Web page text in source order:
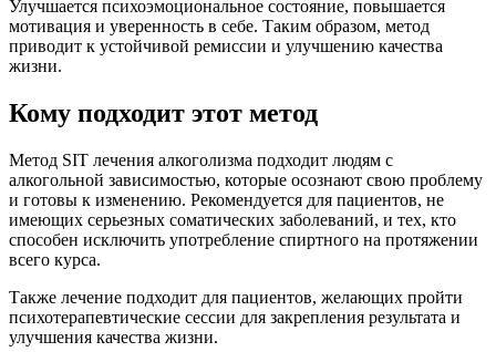
Улучшается психоэмоциональное состояние, повышается
мотивация и уверенность в себе. Таким образом, метод
приводит к устойчивой ремиссии и улучшению качества
жизни.
Кому подходит этот метод
Метод SIT лечения алкоголизма подходит людям с
алкогольной зависимостью, которые осознают свою проблему
и готовы к изменению. Рекомендуется для пациентов, не
имеющих серьезных соматических заболеваний, и тех, кто
способен исключить употребление спиртного на протяжении
всего курса.
Также лечение подходит для пациентов, желающих пройти
психотерапевтические сессии для закрепления результата и
улучшения качества жизни.